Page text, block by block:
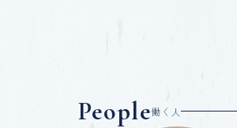
People働く人